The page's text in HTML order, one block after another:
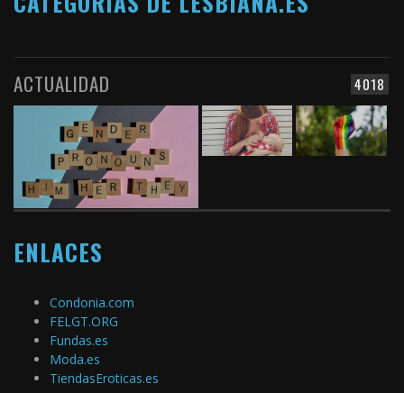
4018
ACTUALIDAD
ENLACES
Condonia.com
FELGT.ORG
Fundas.es
Moda.es
TiendasEroticas.es